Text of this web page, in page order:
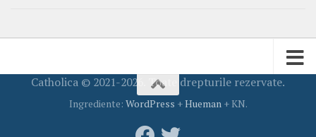
Catholica © 2021-2026. Toate drepturile rezervate.
Ingrediente: WordPress +Hueman + KN.